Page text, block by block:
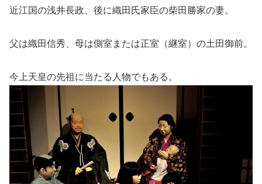
近江国の浅井長政、後に織田氏家臣の柴田勝家の妻。
父は織田信秀、母は側室または正室（継室）の土田御前。
今上天皇の先祖に当たる人物でもある。